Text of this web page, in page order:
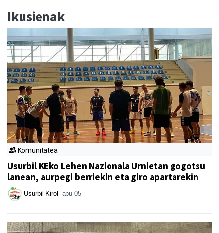
Ikusienak
Komunitatea
Usurbil KEko Lehen Nazionala Urnietan gogotsu
lanean, aurpegi berriekin eta giro apartarekin
Usurbil Kirol abu 05